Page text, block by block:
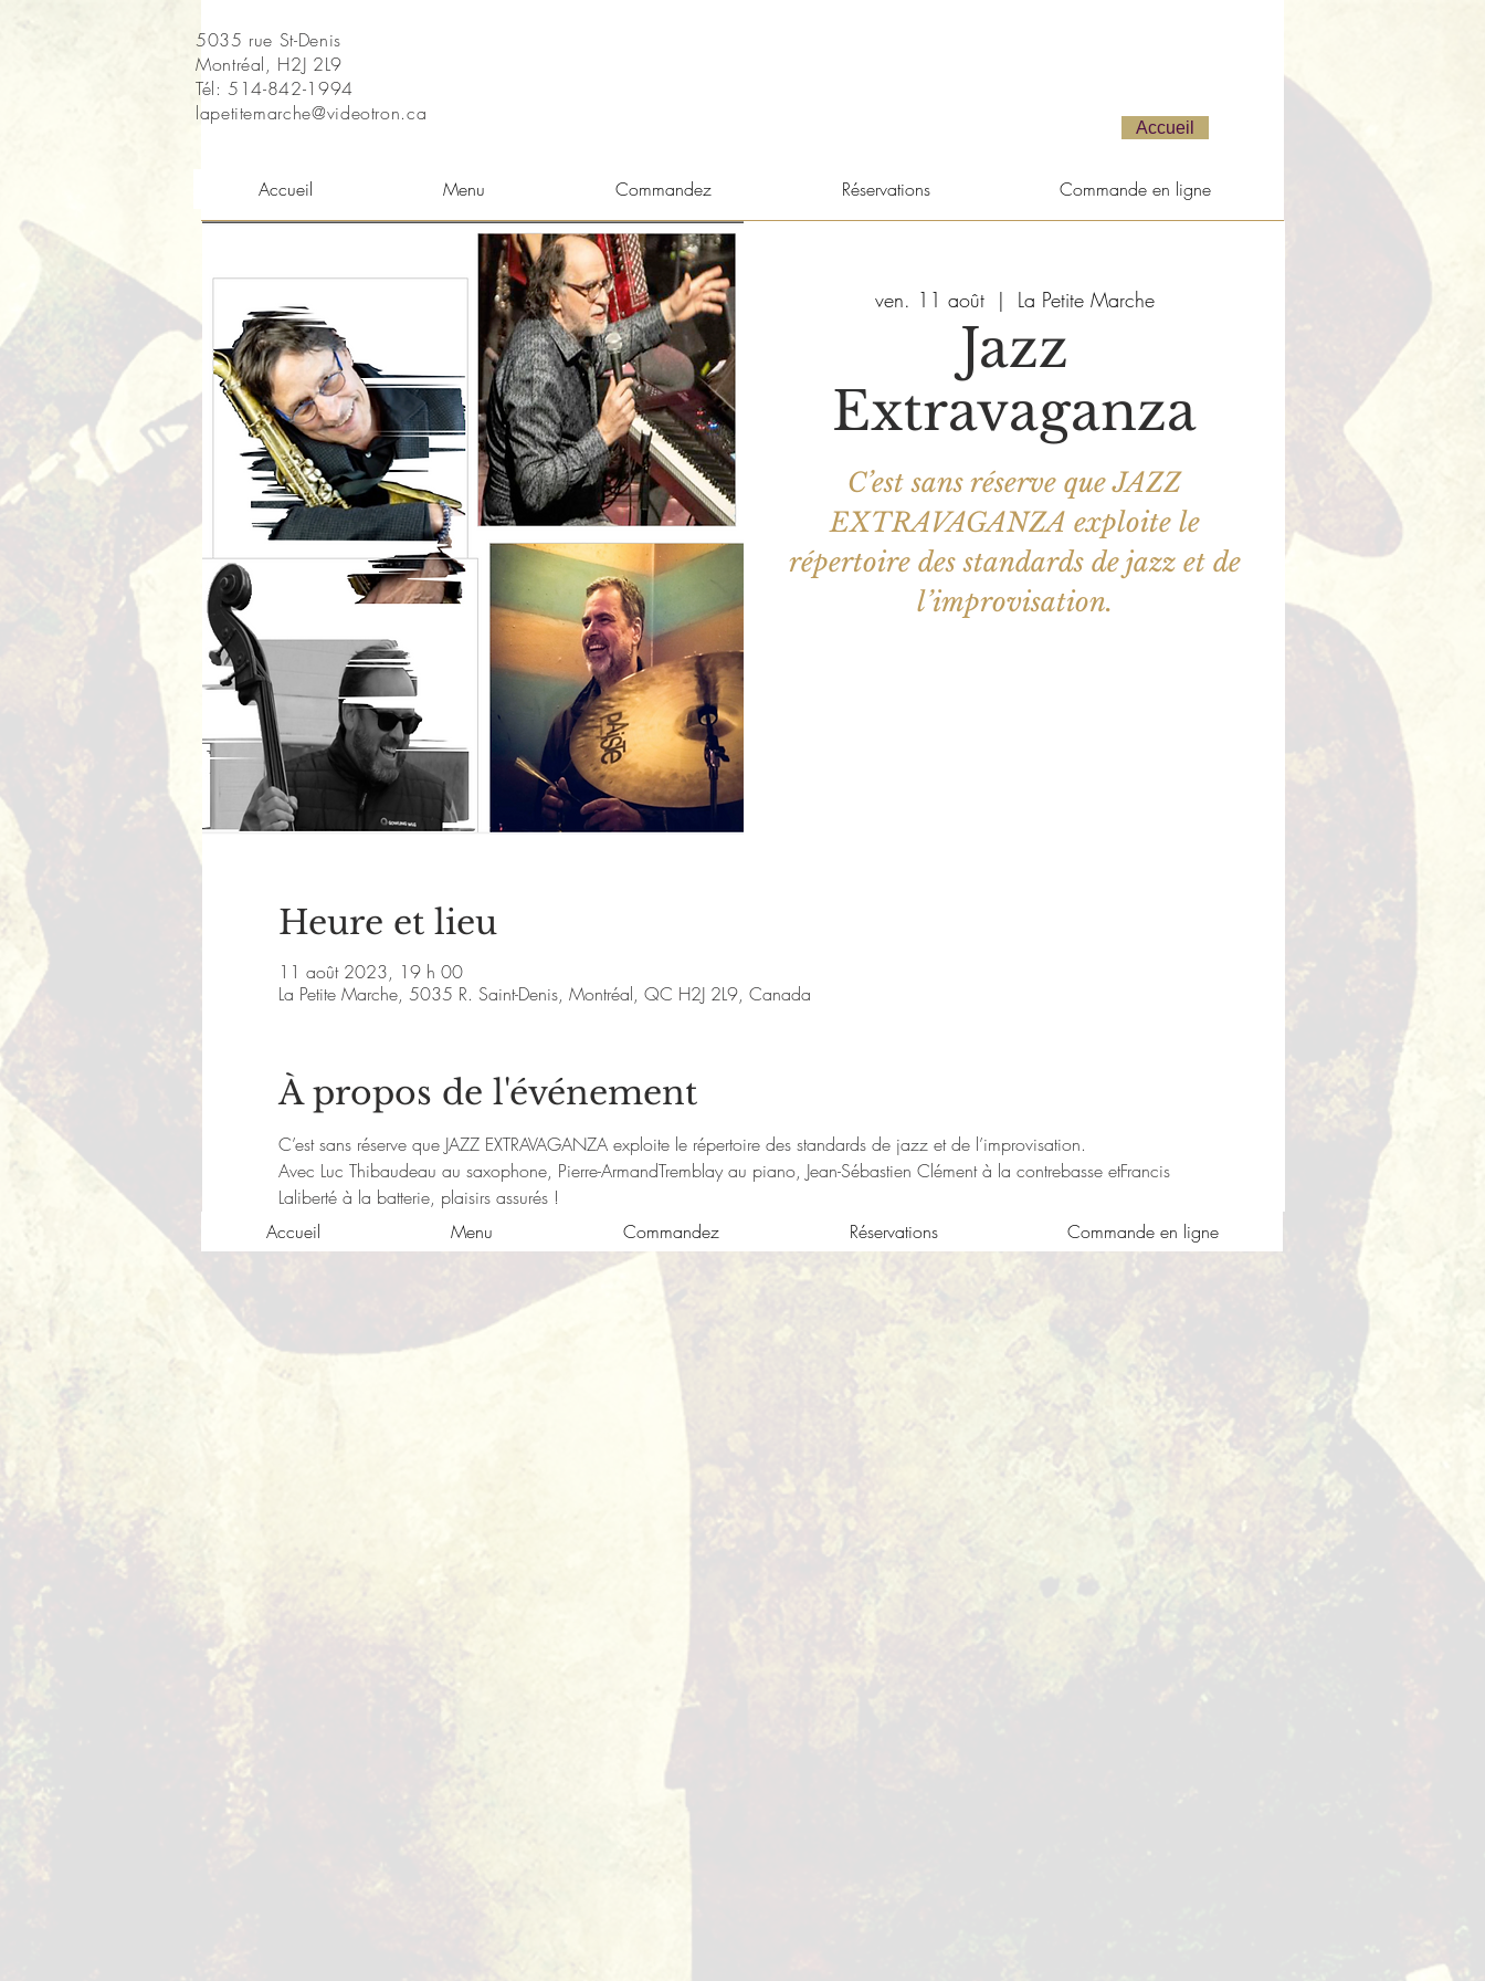
5035 rue St-Denis
Montréal, H2J 2L9
Tél: 514-842-1994
lapetitemarche@videotron.ca
Accueil
Accueil Menu Commandez Réservations Commande en ligne
ven. 11 août
  |
La Petite Marche
Jazz
Extravaganza
C’est sans réserve que JAZZ
EXTRAVAGANZA exploite le
répertoire des standards de jazz et de
l’improvisation.
Heure et lieu
11 août 2023, 19 h 00
La Petite Marche, 5035 R. Saint-Denis, Montréal, QC H2J 2L9, Canada
À propos de l'événement
C’est sans réserve que JAZZ EXTRAVAGANZA exploite le répertoire des standards de jazz et de l’improvisation.
Avec Luc Thibaudeau au saxophone, Pierre-ArmandTremblay au piano, Jean-Sébastien Clément à la contrebasse etFrancis
Laliberté à la batterie, plaisirs assurés !
Accueil
Menu Commandez Réservations Commande en ligne